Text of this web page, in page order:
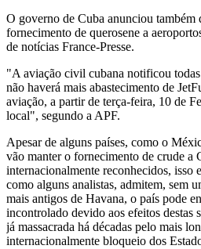
O governo de Cuba anunciou também
fornecimento de querosene a
de notícias France-Presse.
"A aviação civil cubana notificou todas
não haverá mais abastecimento de
aviação, a partir de terça-feira, 10 de
local", segundo a APF.
Apesar de alguns países, como o
vão manter o fornecimento de crude a
internacionalmente reconhecidos, isso
como alguns analistas, admitem, sem
mais antigos de Havana, o país pode
incontrolado devido aos efeitos destas
já massacrada há décadas pelo mais
internacionalmente bloqueio dos